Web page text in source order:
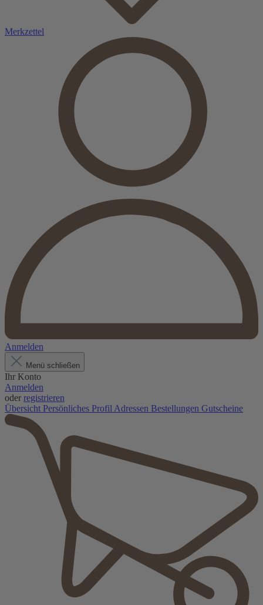
Merkzettel
Anmelden
Menü schließen
Ihr Konto
Anmelden
oder registrieren
Übersicht Persönliches Profil Adressen Bestellungen Gutscheine